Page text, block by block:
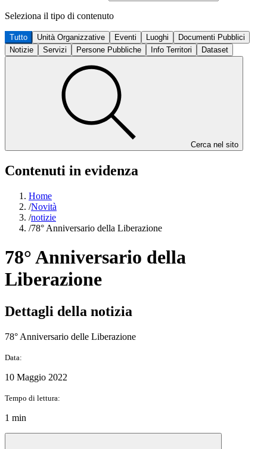
Seleziona il tipo di contenuto
Tutto Unità Organizzative Eventi Luoghi
Documenti Pubblici
Notizie
Servizi Persone Pubbliche Info Territori Dataset
Cerca nel sito
Contenuti in evidenza
Home
/Novità
/notizie
/78° Anniversario della Liberazione
78° Anniversario della
Liberazione
Dettagli della notizia
78° Anniversario delle Liberazione
Data:
10 Maggio 2022
Tempo di lettura:
1 min